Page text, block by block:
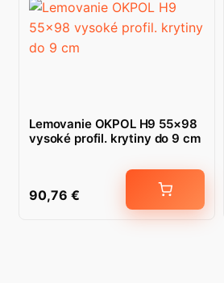
Lemovanie OKPOL H9 55×98
vysoké profil. krytiny do 9 cm
90,76 €